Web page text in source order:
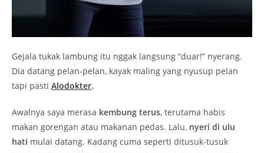
Gejala tukak lambung itu nggak langsung “duar!” nyerang.
Dia datang pelan-pelan, kayak maling yang nyusup pelan
tapi pasti Alodokter.
Awalnya saya merasa kembung terus, terutama habis
makan gorengan atau makanan pedas. Lalu, nyeri di ulu
hati mulai datang. Kadang cuma seperti ditusuk-tusuk